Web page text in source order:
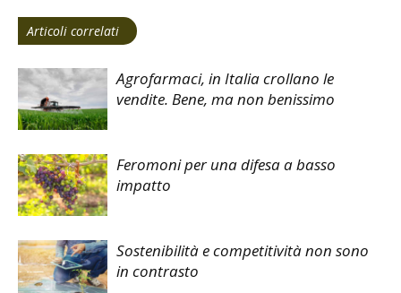
Articoli correlati
Agrofarmaci, in Italia crollano le
vendite. Bene, ma non benissimo
Feromoni per una difesa a basso
impatto
Sostenibilità e competitività non sono
in contrasto